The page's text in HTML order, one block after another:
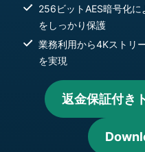
256ビットAES暗号化
をしっかり保護
業務利用から4Kストリ
を実現
返金保証付き